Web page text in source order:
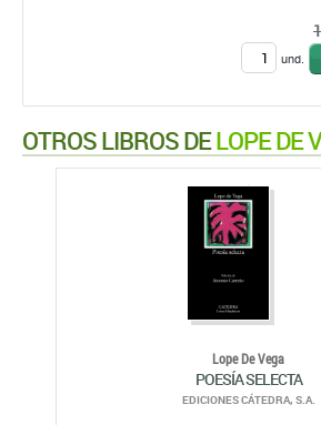
und.
OTROS LIBROS DELOPE DE
Lope De Vega
POESÍA SELECTA
EDICIONES CÁTEDRA, S.A.